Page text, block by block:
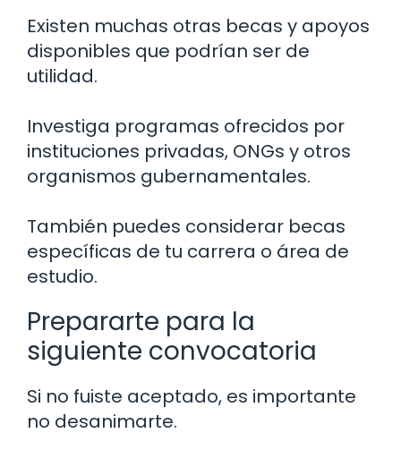
Existen muchas otras becas y apoyos
disponibles que podrían ser de
utilidad.
Investiga programas ofrecidos por
instituciones privadas, ONGs y otros
organismos gubernamentales.
También puedes considerar becas
específicas de tu carrera o área de
estudio.
Prepararte para la
siguiente convocatoria
Si no fuiste aceptado, es importante
no desanimarte.